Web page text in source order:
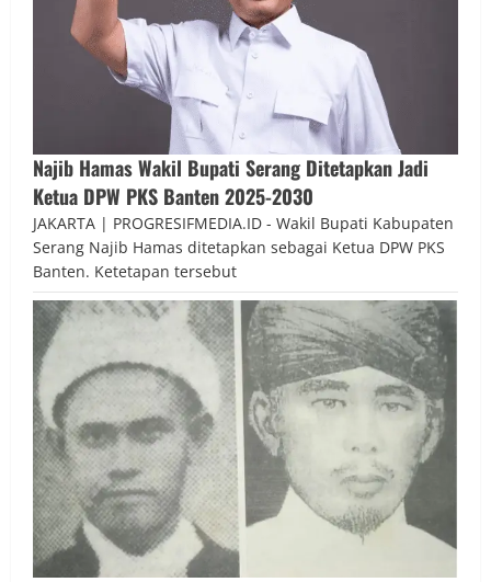
Najib Hamas Wakil Bupati Serang Ditetapkan Jadi
Ketua DPW PKS Banten 2025-2030
JAKARTA | PROGRESIFMEDIA.ID - Wakil Bupati Kabupaten
Serang Najib Hamas ditetapkan sebagai Ketua DPW PKS
Banten. Ketetapan tersebut